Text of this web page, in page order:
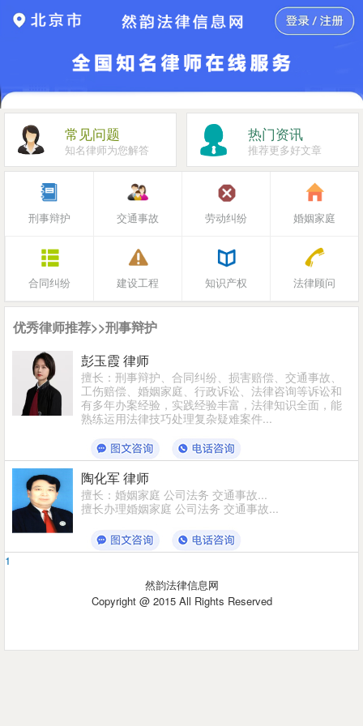
常见问题
知名律师为您解答
热门资讯
推荐更多好文章
刑事辩护 交通事故 劳动纠纷 婚姻家庭
合同纠纷 建设工程 知识产权 法律顾问
优秀律师推荐>>刑事辩护
彭玉霞 律师
擅长：刑事辩护、合同纠纷、损害赔偿、交通事故、
工伤赔偿、婚姻家庭、行政诉讼、法律咨询等诉讼和
非诉讼业务...
有多年办案经验，实践经验丰富，法律知识全面，能
熟练运用法律技巧处理复杂疑难案件...
陶化军 律师
擅长：婚姻家庭 公司法务 交通事故...
擅长办理婚姻家庭 公司法务 交通事故...
1
然韵法律信息网
Copyright @ 2015 All Rights Reserved